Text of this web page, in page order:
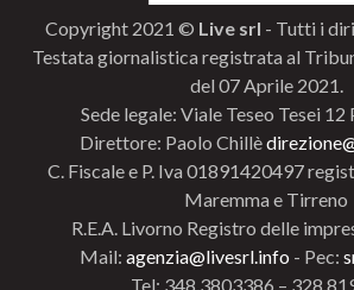
Copyright 2021 © Live srl - Tutti i
Testata giornalistica registrata al
del 07 Aprile 2021.
Sede legale: Viale Teseo Tesei
Direttore: Paolo Chillè
C. Fiscale e P. Iva 01891420497
Maremma e Tirreno
R.E.A. Livorno Registro delle
Mail: agenzia@livesrl.info - Pec:
Tel: 348.3803386 –